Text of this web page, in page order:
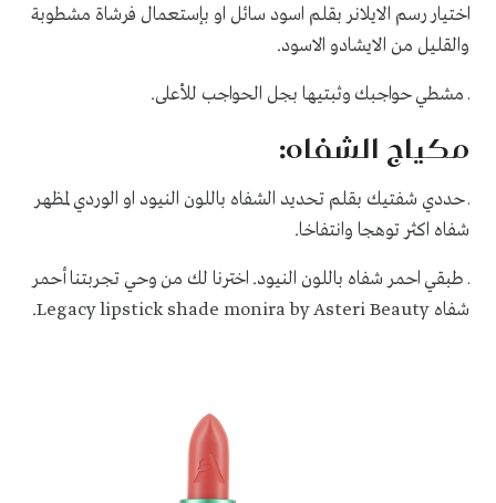
اختيار رسم الايلانر بقلم اسود سائل او بإستعمال فرشاة مشطوبة
والقليل من الايشادو الاسود.
ـ مشطي حواجبك وثبتيها بجل الحواجب للأعلى.
مكياج الشفاه:
ـ حددي شفتيك بقلم تحديد الشفاه باللون النيود او الوردي لمظهر
شفاه اكثر توهجا وانتفاخا.
ـ طبقي احمر شفاه باللون النيود. اخترنا لك من وحي تجربتناأحمر
شفاه Legacy lipstick shade monira by Asteri Beauty
.